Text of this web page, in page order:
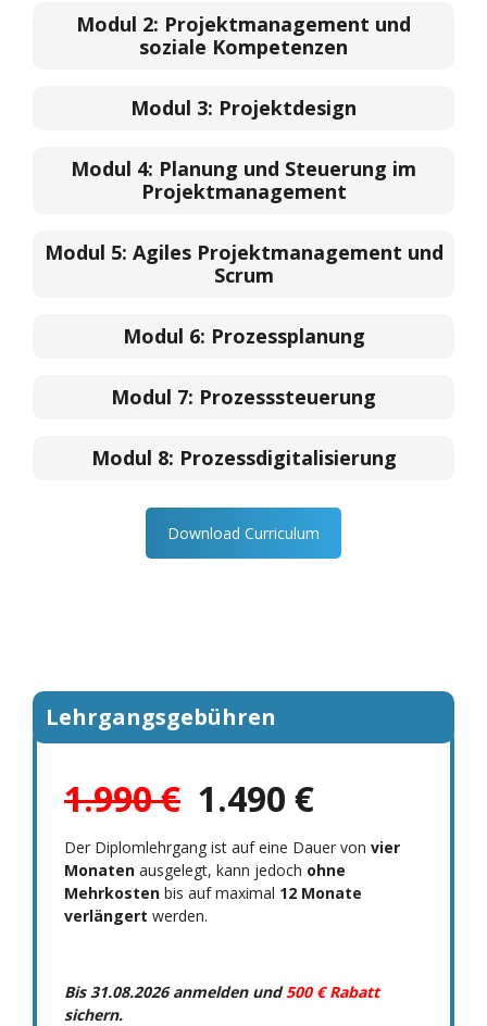
Modul 2: Projektmanagement und
soziale Kompetenzen
Modul 3: Projektdesign
Modul 4: Planung und Steuerung im
Projektmanagement
Modul 5: Agiles Projektmanagement und
Scrum
Modul 6: Prozessplanung
Modul 7: Prozesssteuerung
Modul 8: Prozessdigitalisierung
Download Curriculum
Lehrgangsgebühren
1.990 € 1.490 €
Der Diplomlehrgang ist auf eine Dauer von vier
Monaten ausgelegt, kann jedoch ohne
Mehrkosten bis auf maximal 12 Monate
verlängert werden.
Bis 31.08.2026 anmelden und500 € Rabatt
sichern.